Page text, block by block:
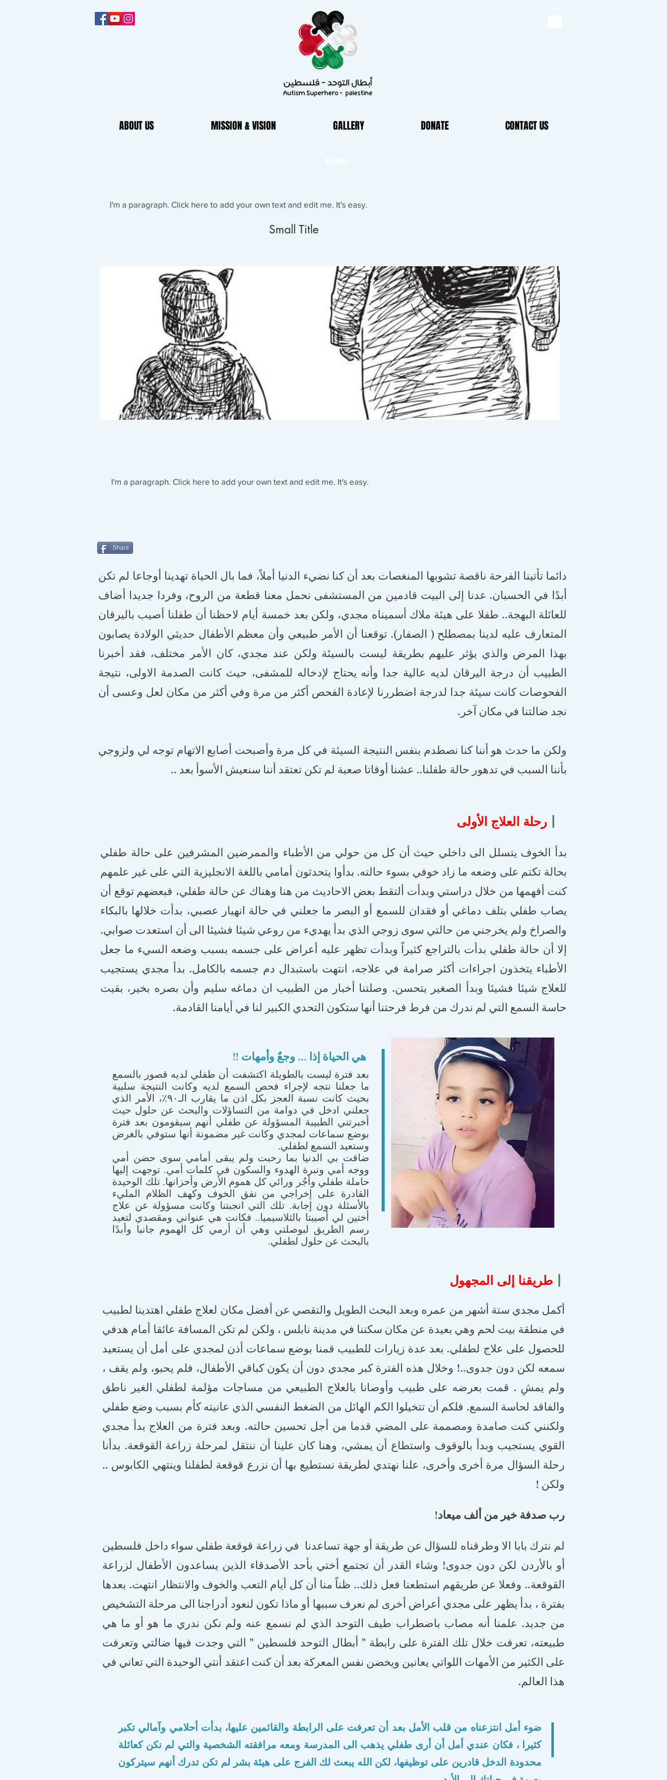
ABOUT US MISSION & VISION GALLERY DONATE CONTACT US
I'm a paragraph. Click here to add your own text and edit me. It's easy.
Small Title
I'm a paragraph. Click here to add your own text and edit me. It's easy.
Share
دائما تأتينا الفرحة ناقصة تشوبها المنغصات بعد أن كنا نضيء الدنيا أملاً، فما بال الحياة تهدينا أوجاعا لم تكن
أبدًا في الحسبان. عدنا إلى البيت قادمين من المستشفى نحمل معنا قطعة من الروح، وفردا جديدا أضاف
للعائلة البهجة.. طفلا على هيئة ملاك أسميناه مجدي، ولكن بعد خمسة أيام لاحظنا أن طفلنا أصيب باليرقان
المتعارف عليه لدينا بمصطلح ( الصفار). توقعنا أن الأمر طبيعي وأن معظم الأطفال حديثي الولادة يصابون
بهذا المرض والذي يؤثر عليهم بطريقة ليست بالسيئة ولكن عند مجدي، كان الأمر مختلف، فقد أخبرنا
الطبيب أن درجة اليرقان لديه عالية جدا وأنه يحتاج لإدخاله للمشفى، حيث كانت الصدمة الاولى، نتيجة
الفحوصات كانت سيئة جدا لدرجة اضطررنا لإعادة الفحص أكثر من مرة وفي أكثر من مكان لعل وعسى أن
نجد ضالتنا في مكان آخر.
ولكن ما حدث هو أننا كنا نصطدم بنفس النتيجة السيئة في كل مرة وأصبحت أصابع الاتهام توجه لي ولزوجي
بأننا السبب في تدهور حالة طفلنا.. عشنا أوقاتا صعبة لم تكن تعتقد أننا سنعيش الأسوأ بعد ..
| رحلة العلاج الأولى
بدأ الخوف يتسلل الى داخلي حيث أن كل من حولي من الأطباء والممرضين المشرفين على حالة طفلي
بحالة تكتم على وضعه ما زاد خوفي بسوء حالته. بدأوا يتحدثون أمامي باللغة الانجليزية التي على غير علمهم
كنت أفهمها من خلال دراستي وبدأت ألتقط بعض الاحاديث من هنا وهناك عن حالة طفلي، فبعضهم توقع أن
يصاب طفلي بتلف دماغي أو فقدان للسمع أو البصر ما جعلني في حالة انهيار عصبي، بدأت خلالها بالبكاء
والصراخ ولم يخرجني من حالتي سوى زوجي الذي بدأ يهديء من روعي شيئا فشيئا الى أن استعدت صوابي.
إلا أن حالة طفلي بدأت بالتراجع كثيراً وبدأت تظهر عليه أعراض على جسمه بسبب وضعه السيء ما جعل
الأطباء يتخذون اجراءات أكثر صرامة في علاجه، انتهت باستبدال دم جسمه بالكامل. بدأ مجدي يستجيب
للعلاج شيئا فشيئا وبدأ الصغير يتحسن. وصلتنا أخبار من الطبيب ان دماغه سليم وأن بصره بخير، بقيت
حاسة السمع التي لم ندرك من فرط فرحتنا أنها ستكون التحدي الكبير لنا في أيامنا القادمة.
هي الحياة إذا ... وجعٌ وأمهات !!
بعد فترة ليست بالطويلة اكتشفت أن طفلي لديه قصور بالسمع
ما جعلنا نتجه لإجراء فحص السمع لديه وكانت النتيجة سلبية
بحيث كانت نسبة العجز بكل اذن ما يقارب الـ٩٠٪؜، الأمر الذي
جعلني ادخل في دوامة من التساؤلات والبحث عن حلول حيث
أخبرتني الطبيبة المسؤولة عن طفلي أنهم سيقومون بعد فترة
بوضع سماعات لمجدي وكانت غير مضمونة أنها ستوفي بالغرض
وستعيد السمع لطفلي.
ضاقت بي الدنيا بما رحبت ولم يبقى أمامي سوى حضن أمي
ووجه أمي ونبرة الهدوء والسكون في كلمات أمي. توجهت إليها
حاملة طفلي وأجُر ورائي كل هموم الأرض وأحزانها. تلك الوحيدة
القادرة على إخراجي من نفق الخوف وكهف الظلام المليء
بالأسئلة دون إجابة. تلك التي انجبتنا وكانت مسؤولة عن علاج
أختين لي أصيبتا بالثلاسيميا.. فكانت هي عنواني ومقصدي لتعيد
رسم الطريق لبوصلتي وهي أن أرمي كل الهموم جانبا وأبدًا
بالبحث عن حلول لطفلي.
| طريقنا إلى المجهول
أكمل مجدي ستة أشهر من عمره وبعد البحث الطويل والتقصي عن أفضل مكان لعلاج طفلي اهتدينا لطبيب
في منطقة بيت لحم وهي بعيدة عن مكان سكننا في مدينة نابلس ، ولكن لم تكن المسافة عائقا أمام هدفي
للحصول على علاج لطفلي. بعد عدة زيارات للطبيب قمنا بوضع سماعات أذن لمجدي على أمل أن يستعيد
سمعه لكن دون جدوى..! وخلال هذه الفترة كبر مجدي دون أن يكون كباقي الأطفال، فلم يحبو، ولم يقف ،
ولم يمشِ . قمت بعرضه على طبيب وأوصانا بالعلاج الطبيعي من مساجات مؤلمة لطفلي الغير ناطق
والفاقد لحاسة السمع. فلكم أن تتخيلوا الكم الهائل من الضغط النفسي الذي عانيته كأم بسبب وضع طفلي
ولكنني كنت صامدة ومصممة على المضي قدما من أجل تحسين حالته. وبعد فترة من العلاج بدأ مجدي
القوي يستجيب وبدأ بالوقوف واستطاع أن يمشي، وهنا كان علينا أن ننتقل لمرحلة زراعة القوقعة. بدأنا
رحلة السؤال مرة أخرى وأخرى، علنا نهتدي لطريقة نستطيع بها أن نزرع قوقعة لطفلنا وينتهي الكابوس ..
ولكن !
رب صدفة خير من ألف ميعاد!
لم نترك بابا الا وطرقناه للسؤال عن طريقة أو جهة تساعدنا في زراعة قوقعة طفلي سواء داخل فلسطين
أو بالأردن لكن دون جدوى! وشاء القدر أن تجتمع أختي بأحد الأصدقاء الذين يساعدون الأطفال لزراعة
القوقعة.. وفعلا عن طريقهم استطعنا فعل ذلك.. ظناً منا أن كل أيام التعب والخوف والانتظار انتهت. بعدها
بفترة ، بدأ يظهر على مجدي أعراض أخرى لم نعرف سببها أو ماذا تكون لنعود أدراجنا الى مرحلة التشخيص
من جديد. علمنا أنه مصاب باضطراب طيف التوحد الذي لم نسمع عنه ولم نكن ندري ما هو أو ما هي
طبيعته، تعرفت خلال تلك الفترة على رابطة " أبطال التوحد فلسطين " التي وجدت فيها ضالتي وتعرفت
على الكثير من الأمهات اللواتي يعانين ويخضن نفس المعركة بعد أن كنت اعتقد أنتي الوحيدة التي تعاني في
هذا العالم.
ضوء أمل انتزعناه من قلب الأمل بعد أن تعرفت على الرابطة والقائمين عليها، بدأت أحلامي وآمالي تكبر
كثيرا ، فكان عندي أمل أن أرى طفلي يذهب الى المدرسة ومعه مرافقته الشخصية والتي لم نكن كعائلة
محدودة الدخل قادرين على توظيفها، لكن الله يبعث لك الفرج على هيئة بشر لم تكن تدرك أنهم سيتركون